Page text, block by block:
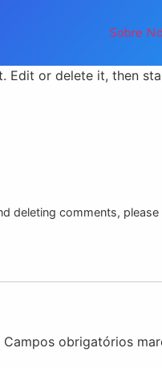
Sobre
Edit or delete it, then
deleting comments,
Campos obrigatórios